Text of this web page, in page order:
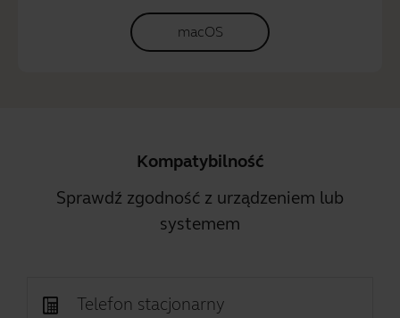
macOS
Kompatybilność
Sprawdź zgodność z urządzeniem lub
systemem
Telefon stacjonarny